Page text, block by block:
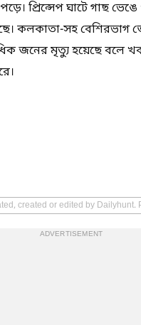
প্রিন্সেপ ঘাটে গাছ
কলকাতা-সহ বেশিরভাগ
জনের মৃত্যু হয়েছে বলে
created or edited by
ADVERTISEMENT